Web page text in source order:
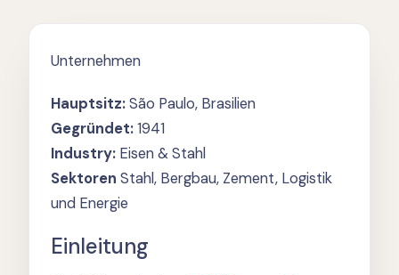
Unternehmen
Hauptsitz:São Paulo, Brasilien
Gegründet:1941
Industry: Eisen & Stahl
Sektoren Stahl, Bergbau, Zement, Logistik
und Energie
Einleitung